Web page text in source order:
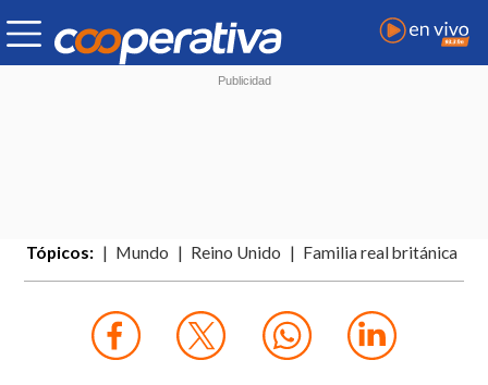
Tópicos: Mundo Reino Unido Familia real británica